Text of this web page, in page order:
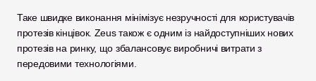
Таке швидке виконання мінімізує незручності для користувачів
протезів кінцівок. Zeus також є одним із найдоступніших нових
протезів на ринку, що збалансовує виробничі витрати з
передовими технологіями.